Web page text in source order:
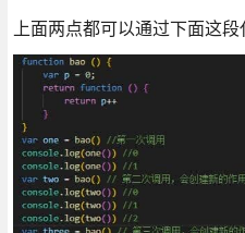
上面两点都可以通过下面这